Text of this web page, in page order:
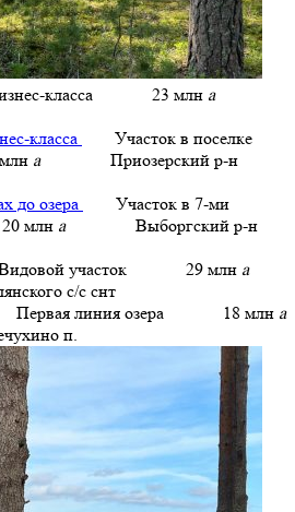
класса 23 млн a
Участок в поселке
a
Приозерский р-н
Участок в 7-ми
20 млн a
Выборгский р-н
участок
29 млн a
с/с снт
Первая линия озера
18 млн a
п.